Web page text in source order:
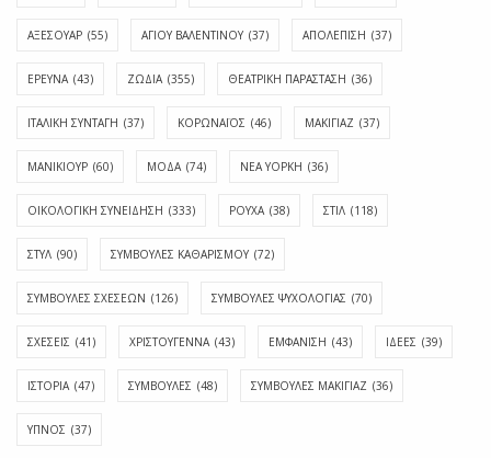
ΑΞΕΣΟΥΑΡ (55) ΑΓΊΟΥ ΒΑΛΕΝΤΊΝΟΥ (37) ΑΠΟΛΈΠΙΣΗ (37)
ΕΡΕΥΝΑ (43) ΖΩΔΙΑ (355) ΘΕΑΤΡΙΚΗ ΠΑΡΑΣΤΑΣΗ (36)
ΙΤΑΛΙΚΗ ΣΥΝΤΑΓΗ (37) ΚΟΡΩΝΑΪΟΣ (46) ΜΑΚΙΓΙΑΖ (37)
ΜΑΝΙΚΙΟΥΡ (60) ΜΟΔΑ (74) ΝΕΑ ΥΟΡΚΗ (36)
ΟΙΚΟΛΟΓΙΚΗ ΣΥΝΕΙΔΗΣΗ (333) ΡΟΥΧΑ (38) ΣΤΙΛ (118)
ΣΤΥΛ (90) ΣΥΜΒΟΥΛΕΣ ΚΑΘΑΡΙΣΜΟΥ (72)
ΣΥΜΒΟΥΛΕΣ ΣΧΕΣΕΩΝ (126) ΣΥΜΒΟΥΛΕΣ ΨΥΧΟΛΟΓΙΑΣ (70)
ΣΧΕΣΕΙΣ (41) ΧΡΙΣΤΟΥΓΕΝΝΑ (43) ΕΜΦΆΝΙΣΗ (43) ΙΔΈΕΣ (39)
ΙΣΤΟΡΊΑ (47) ΣΥΜΒΟΥΛΈΣ (48) ΣΥΜΒΟΥΛΈΣ ΜΑΚΙΓΙΆΖ (36)
ΎΠΝΟΣ (37)